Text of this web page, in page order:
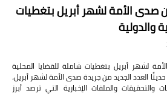
صدى الأمة لشهر أبريل بتغطيات
والدولية
لشهر أبريل بتغطيات شاملة للقضايا المحلية
العدد الجديد من جريدة صدى الأمة لشهر أبريل،
والملفات الإخبارية التي ترصد أبرز